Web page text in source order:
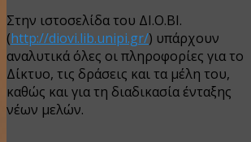
Στην ιστοσελίδα του ΔΙ.Ο.ΒΙ.
(http://diovi.lib.unipi.gr/) υπάρχουν
αναλυτικά όλες οι πληροφορίες για το
Δίκτυο, τις δράσεις και τα μέλη του,
καθώς και για τη διαδικασία ένταξης
νέων μελών.